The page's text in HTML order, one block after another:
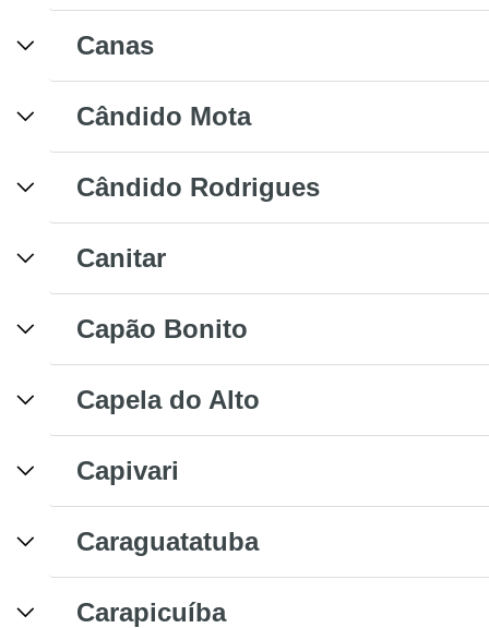
Canas
Cândido Mota
Cândido Rodrigues
Canitar
Capão Bonito
Capela do Alto
Capivari
Caraguatatuba
Carapicuíba